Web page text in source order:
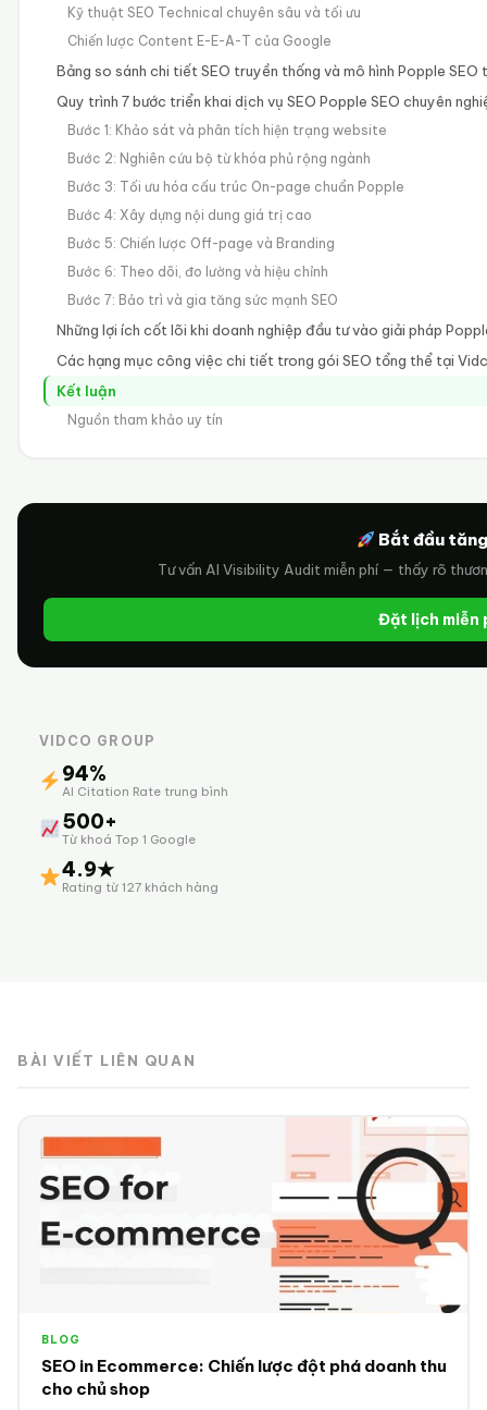
Kỹ thuật SEO Technical chuyên sâu và tối ưu
Chiến lược Content E-E-A-T của Google
Bảng so sánh chi tiết SEO truyền thống và mô hình Popple SEO
Quy trình 7 bước triển khai dịch vụ SEO Popple SEO chuyên
Bước 1: Khảo sát và phân tích hiện trạng website
Bước 2: Nghiên cứu bộ từ khóa phủ rộng ngành
Bước 3: Tối ưu hóa cấu trúc On-page chuẩn Popple
Bước 4: Xây dựng nội dung giá trị cao
Bước 5: Chiến lược Off-page và Branding
Bước 6: Theo dõi, đo lường và hiệu chỉnh
Bước 7: Bảo trì và gia tăng sức mạnh SEO
Những lợi ích cốt lõi khi doanh nghiệp đầu tư vào giải pháp
Các hạng mục công việc chi tiết trong gói SEO tổng thể tại
Kết luận
Nguồn tham khảo uy tín
Bắt đầu
Tư vấn AI Visibility Audit miễn phí — thấy rõ
Đặt lịch miễn
VIDCO GROUP
94%
AI Citation Rate trung bình
500+
Từ khoá Top 1 Google
4.9★
Rating từ 127 khách hàng
BÀI VIẾT LIÊN QUAN
BLOG
SEO in Ecommerce: Chiến lược đột phá doanh thu
cho chủ shop